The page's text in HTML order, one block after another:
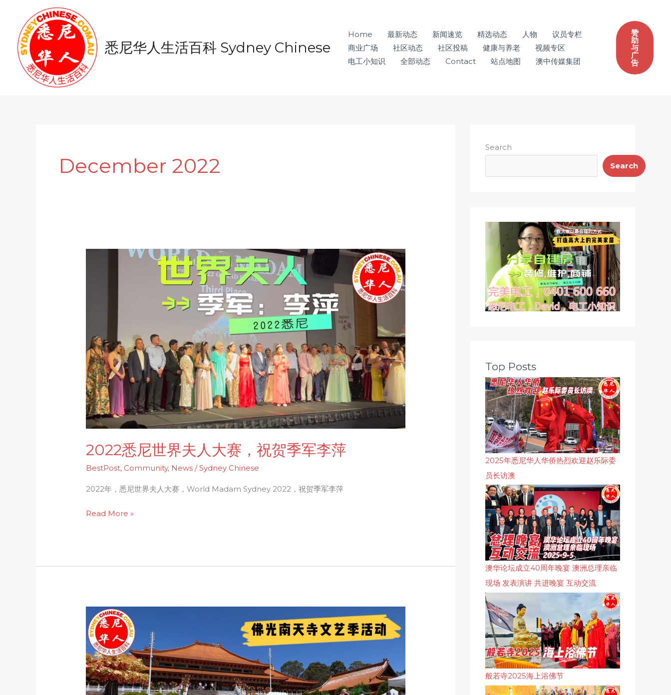
content
悉尼华人生活百科 Sydney Chinese
Home 最新动态 新闻速览 精选动态 人物
议员专栏
商业广场
社区动态 社区投稿 健康与养老
视频专区
电工小知识
全部动态 Contact 站点地图 澳中传媒集团
赞
助
与
广
告
December 2022
2022悉尼世界夫人大赛，祝贺季军李萍
BestPost, Community, News /Sydney Chinese
2022年，悉尼世界夫人大赛，World Madam Sydney 2022，祝贺季军李萍
人
大
赛，
祝
贺
季
军
李
萍
Read More »
尼
佛
光
南
天
Search
Search
Top Posts
2025年悉尼华人华侨热烈欢迎赵乐际委
员长访澳
澳华论坛成立40周年晚宴 澳洲总理亲临
现场 发表演讲 共进晚宴 互动交流
般若寺2025海上浴佛节